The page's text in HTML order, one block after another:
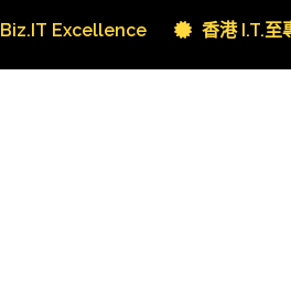
Biz.IT Excellence 香港 I.T.至